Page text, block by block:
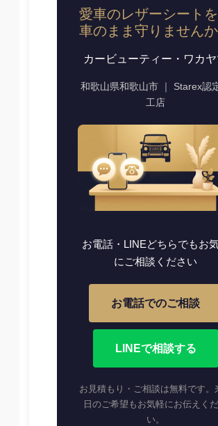
愛車のレザーシート
車のまま守りませんか
カービューティー・ワカ
和歌山県和歌山市 ｜ Starex認
工店
お電話・LINEどちらでもお
にご相談ください
お電話でのご相談
LINEで相談する
お見積もり・ご相談は無料です。
日のご希望もお気軽にお伝えく
い。